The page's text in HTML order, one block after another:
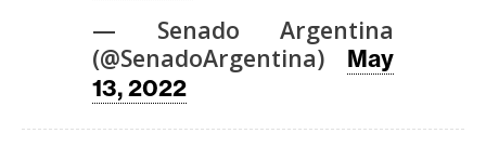
s
— Senado Argentina
(@SenadoArgentina) May
13, 2022